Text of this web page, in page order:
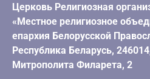
Церковь Религиозная
«Местное религиозное
епархия Белорусской
Республика Беларусь,
Митрополита Филарета, 2